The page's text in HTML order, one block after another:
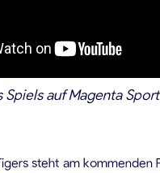
Spiels auf Magenta Sport
steht am kommenden